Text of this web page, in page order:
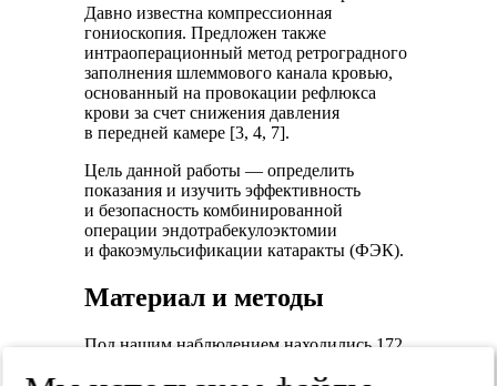
Давно известна компрессионная
гониоскопия. Предложен также
интраоперационный метод ретроградного
заполнения шлеммового канала кровью,
основанный на провокации рефлюкса
крови за счет снижения давления
в передней камере [3, 4, 7].
Цель данной работы — определить
показания и изучить эффективность
и безопасность комбинированной
операции эндотрабекулоэктомии
и факоэмульсификации катаракты (ФЭК).
Материал и методы
Под нашим наблюдением находились 172